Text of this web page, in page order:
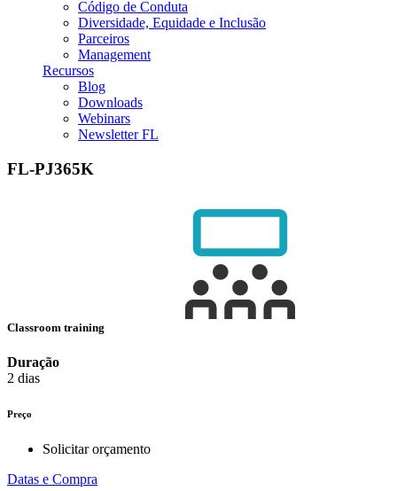
Código de Conduta
Diversidade, Equidade e Inclusão
Parceiros
Management
Recursos
Blog
Downloads
Webinars
Newsletter FL
FL-PJ365K
Classroom training
Duração
2 dias
Preço
Solicitar orçamento
Datas e Compra